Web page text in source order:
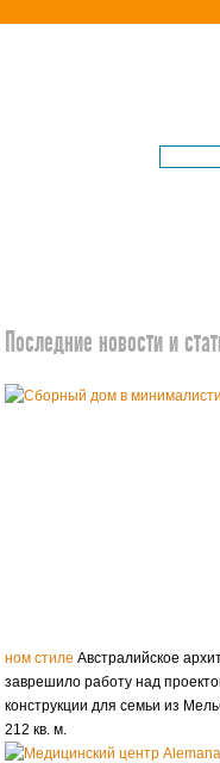
Последние новости и
ном стиле Австралийское
заврешило работу над
конструкции для семьи из
212 кв. м.